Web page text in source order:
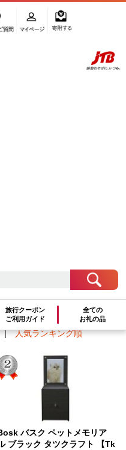
納税サイト
旅行クーポン
ご利用ガイド
全ての
お礼の品
件
人気ランキング順
バスク ペットメモリア
ブラック タツクラフト 【Tk